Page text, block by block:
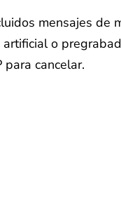
mensajes de
o
cancelar.